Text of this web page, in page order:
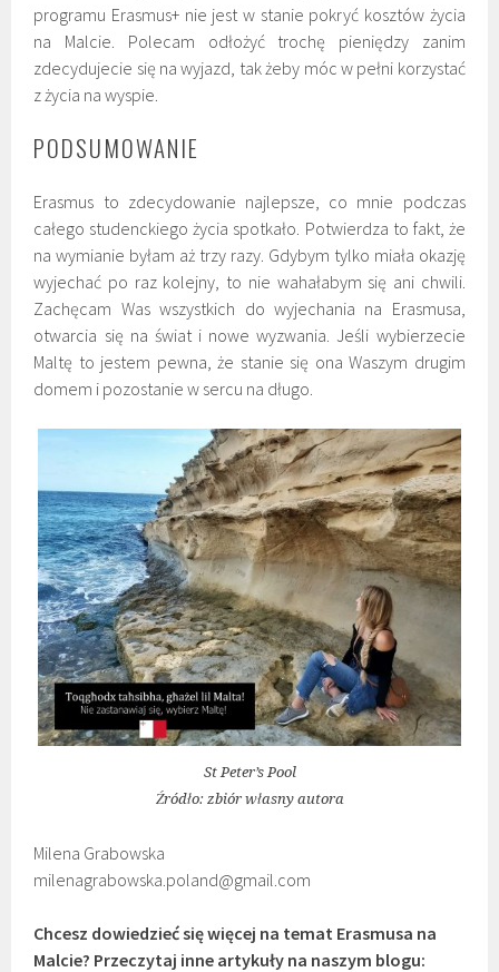
programu Erasmus+ nie jest w stanie pokryć kosztów życia
na Malcie. Polecam odłożyć trochę pieniędzy zanim
zdecydujecie się na wyjazd, tak żeby móc w pełni korzystać
z życia na wyspie.
PODSUMOWANIE
Erasmus to zdecydowanie najlepsze, co mnie podczas
całego studenckiego życia spotkało. Potwierdza to fakt, że
na wymianie byłam aż trzy razy. Gdybym tylko miała okazję
wyjechać po raz kolejny, to nie wahałabym się ani chwili.
Zachęcam Was wszystkich do wyjechania na Erasmusa,
otwarcia się na świat i nowe wyzwania. Jeśli wybierzecie
Maltę to jestem pewna, że stanie się ona Waszym drugim
domem i pozostanie w sercu na długo.
St Peter’s Pool
Źródło: zbiór własny autora
Milena Grabowska
milenagrabowska.poland@gmail.com
Chcesz dowiedzieć się więcej na temat Erasmusa na
Malcie? Przeczytaj inne artykuły na naszym blogu: